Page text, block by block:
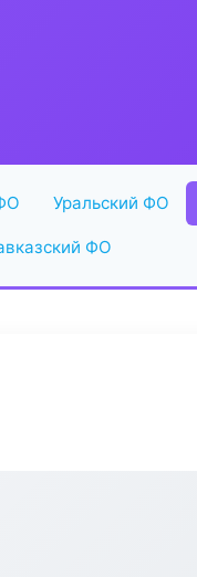
Уральский ФО
ФО